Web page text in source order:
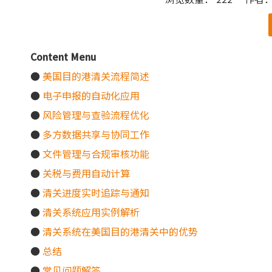
["wechat"]
Content Menu
● 美国目的港清关流程简述
● 电子申报的自动化应用
● 风险管理与查验流程优化
● 多方数据共享与协同工作
●文件管理与合规审核功能
● 关税与费用自动计算
●清关进度实时追踪与通知
●清关系统应用实例解析
●清关系统在美国目的港清关中的优势
● 总结